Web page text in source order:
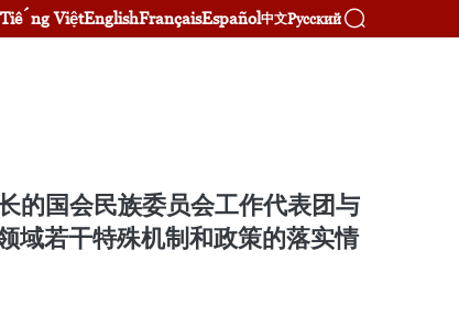
Tiếng ViệtEnglishFrançaisEspañol中文Русский
的国会民族委员会工作代表团与
域若干特殊机制和政策的落实情